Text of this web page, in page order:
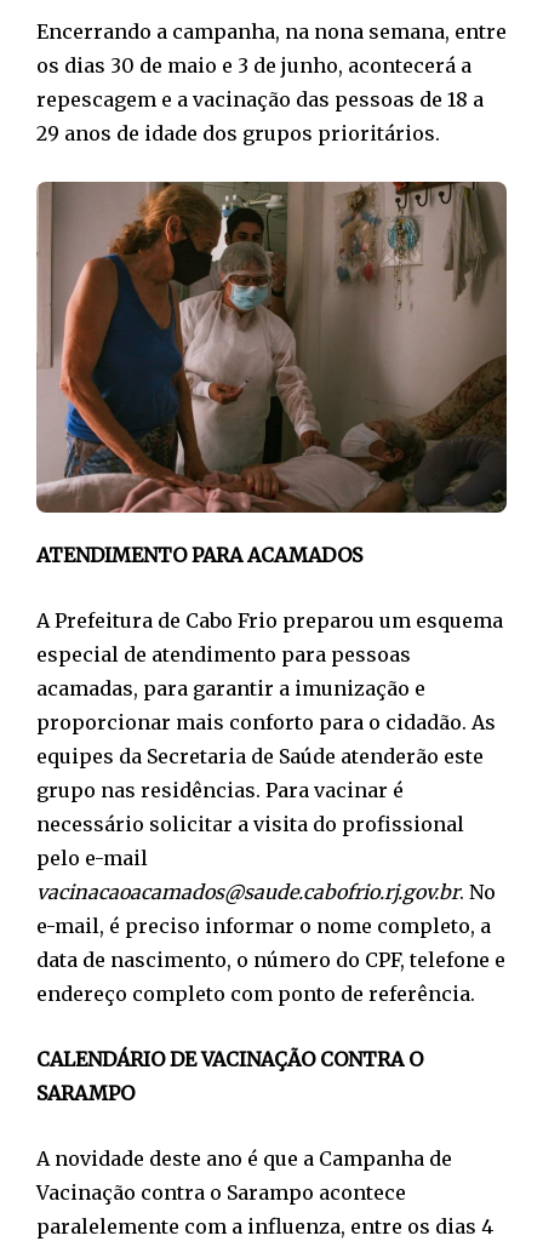
Encerrando a campanha, na nona semana, entre
os dias 30 de maio e 3 de junho, acontecerá a
repescagem e a vacinação das pessoas de 18 a
29 anos de idade dos grupos prioritários.
ATENDIMENTO PARA ACAMADOS
A Prefeitura de Cabo Frio preparou um esquema
especial de atendimento para pessoas
acamadas, para garantir a imunização e
proporcionar mais conforto para o cidadão. As
equipes da Secretaria de Saúde atenderão este
grupo nas residências. Para vacinar é
necessário solicitar a visita do profissional
pelo e-mail
vacinacaoacamados@saude.cabofrio.rj.gov.br. No
e-mail, é preciso informar o nome completo, a
data de nascimento, o número do CPF, telefone e
endereço completo com ponto de referência.
CALENDÁRIO DE VACINAÇÃO CONTRA O
SARAMPO
A novidade deste ano é que a Campanha de
Vacinação contra o Sarampo acontece
paralelemente com a influenza, entre os dias 4